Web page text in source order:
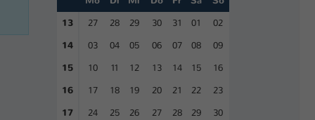
13
27 28 29 30 31 01 02
14 03 04 05 06 07 08 09
15 10 11 12 13 14 15 16
16 17 18 19 20 21 22 23
17 24 25 26 27 28 29 30